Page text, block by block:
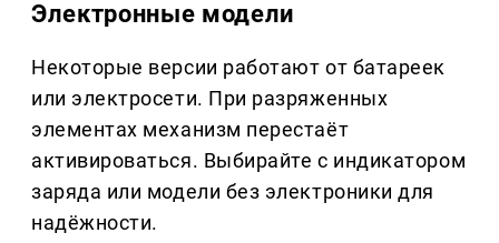
Электронные модели
Некоторые версии работают от батареек
или электросети. При разряженных
элементах механизм перестаёт
активироваться. Выбирайте с индикатором
заряда или модели без электроники для
надёжности.